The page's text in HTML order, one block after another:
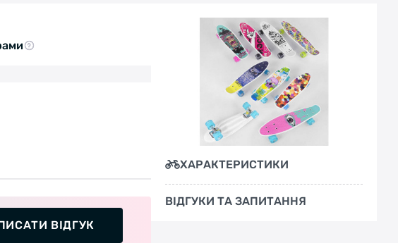
ВІДГУК
ХАРАКТЕРИСТИКИ
ВІДГУКИ ТА ЗАПИТАННЯ